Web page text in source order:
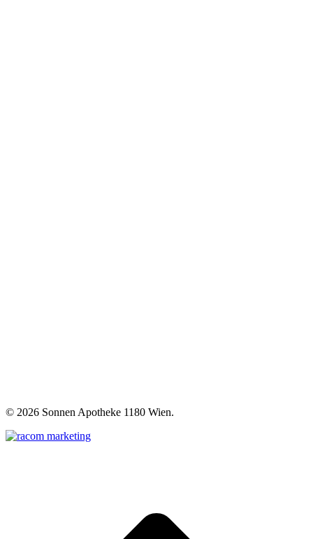
© 2026 Sonnen Apotheke 1180 Wien.